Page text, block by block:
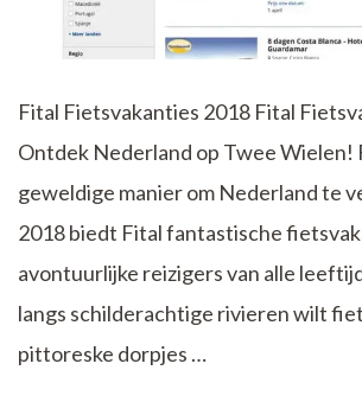
Fital Fietsvakanties 2018 Fital
Ontdek Nederland op Twee Wielen!
geweldige manier om Nederland te
2018 biedt Fital fantastische
avontuurlijke reizigers van alle
langs schilderachtige rivieren wilt
pittoreske dorpjes …